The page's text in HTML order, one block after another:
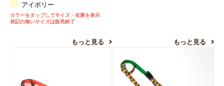
アイボリー
カラーをタップしてサイズ・在庫を表示
表記の無いサイズは販売終了
もっと見る もっと見る